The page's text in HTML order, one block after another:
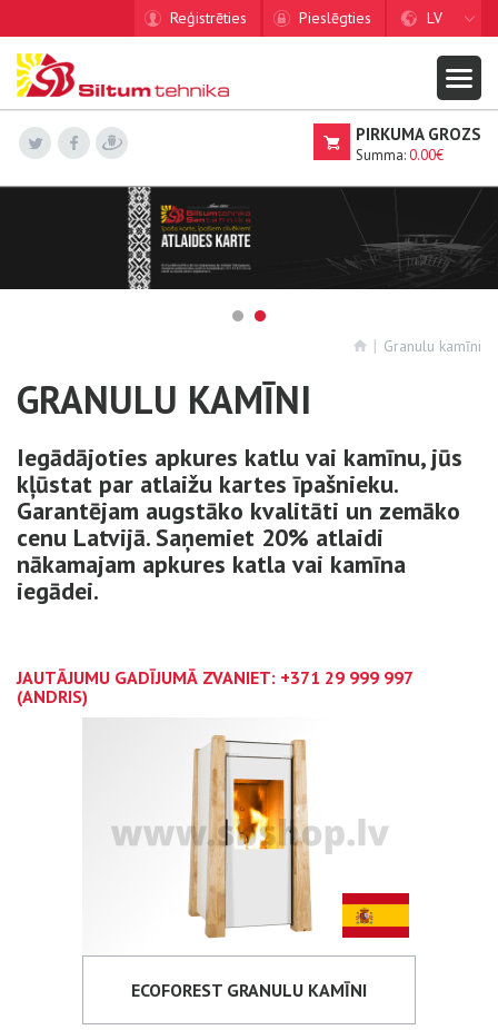
Reģistrēties Pieslēgties LV
PIRKUMA GROZS
Summa:0.00€
Granulu kamīni
GRANULU KAMĪNI
Iegādājoties apkures katlu vai kamīnu, jūs
kļūstat par atlaižu kartes īpašnieku.
Garantējam augstāko kvalitāti un zemāko
cenu Latvijā. Saņemiet 20% atlaidi
nākamajam apkures katla vai kamīna
iegādei.
JAUTĀJUMU GADĪJUMĀ ZVANIET: +371 29 999 997
(ANDRIS)
ECOFOREST GRANULU KAMĪNI